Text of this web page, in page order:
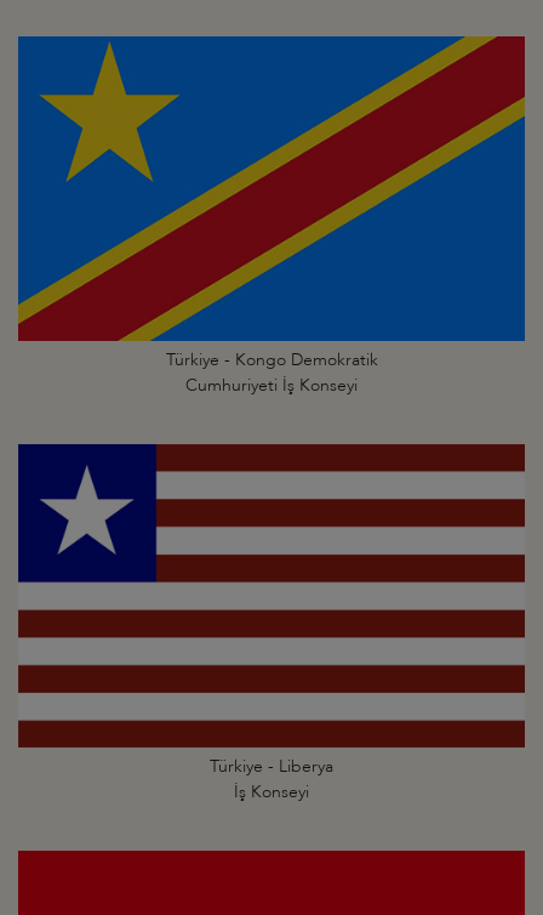
Türkiye - Kongo Demokratik
Cumhuriyeti İş Konseyi
Türkiye - Liberya
İş Konseyi